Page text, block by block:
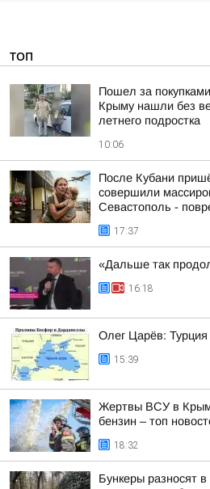
ТОП
Пошел за
Крыму нашли без
летнего подростка
10:06
После Кубани
совершили
Севастополь -
17:37
«Дальше так
16:18
Олег Царёв:
15:39
Жертвы ВСУ в
бензин – топ
18:32
Бункеры разносят